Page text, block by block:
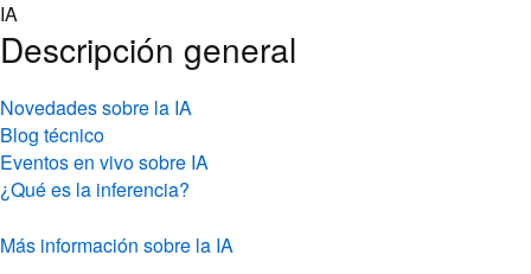
Skip
to
content
IA
Descripción general
Novedades sobre la IA
Blog técnico
Eventos en vivo sobre IA
¿Qué es la inferencia?
Más información sobre la IA